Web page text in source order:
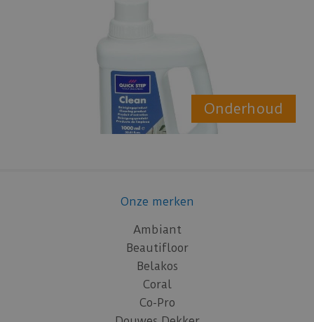
Onderhoud
Onze merken
Ambiant
Beautifloor
Belakos
Coral
Co-Pro